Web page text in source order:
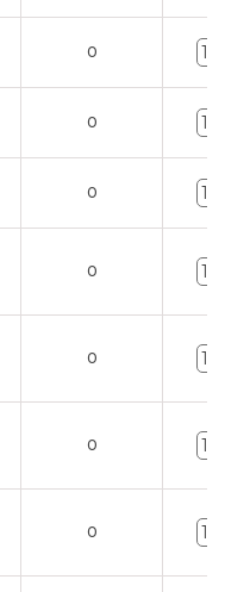
0
0
0
0
0
0
0